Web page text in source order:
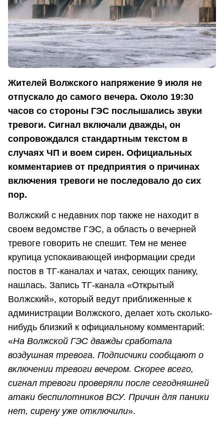
Жителей Волжского напряжение 9 июля не
отпускало до самого вечера. Около 19:30
часов со стороны ГЭС послышались звуки
тревоги. Сигнал включали дважды, он
сопровождался стандартным текстом в
случаях ЧП и воем сирен. Официальных
комментариев от предприятия о причинах
включения тревоги не последовало до сих
пор.
Волжский с недавних пор также не находит в
своем ведомстве ГЭС, а область о вечерней
тревоге говорить не спешит. Тем не менее
крупица успокаивающей информации среди
постов в ТГ-каналах и чатах, сеющих панику,
нашлась. Запись ТГ-канала «Открытый
Волжский», который ведут приближенные к
администрации Волжского, делает хоть сколько-
нибудь близкий к официальному комментарий:
«На Волжской ГЭС дважды сработала
воздушная тревога. Подписчики сообщают о
включении тревоги вечером. Скорее всего,
сигнал тревоги проверяли после сегодняшней
атаки беспилотников ВСУ. Причин для паники
нет, сирену уже отключили».